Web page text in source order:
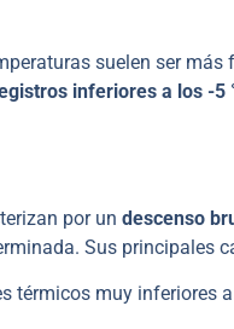
suelen ser
inferiores a los -5
por un descenso
Sus principales
térmicos muy inferiores